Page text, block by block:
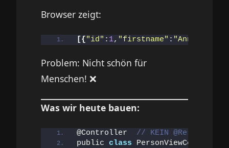
Browser zeigt:
[{"id" : 1, "firstname" : "Anna"
Problem: Nicht schön für
Menschen! ❌
Was wir heute bauen:
@Controller // KEIN
public class